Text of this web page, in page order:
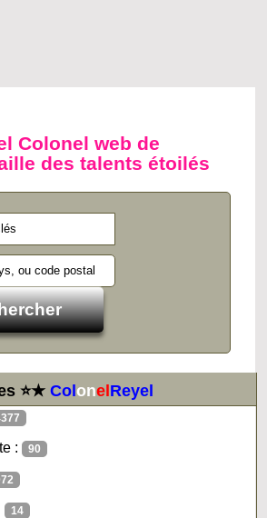
Colonel web de
des talents étoilés
⭐★ColonelReyel
: 90
14